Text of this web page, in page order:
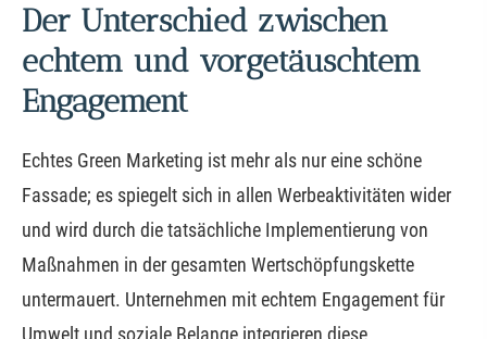
Der Unterschied zwischen
echtem und vorgetäuschtem
Engagement
Echtes Green Marketing ist mehr als nur eine schöne
Fassade; es spiegelt sich in allen Werbeaktivitäten wider
und wird durch die tatsächliche Implementierung von
Maßnahmen in der gesamten Wertschöpfungskette
untermauert. Unternehmen mit echtem Engagement für
Umwelt und soziale Belange integrieren diese